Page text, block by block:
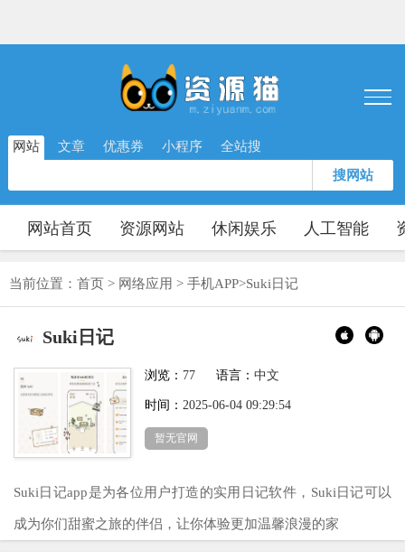
网站 文章 优惠券 小程序 全站搜
搜网站
网站首页 资源网站 休闲娱乐 人工智能
当前位置： 首页 > 网络应用 > 手机APP>Suki日记
Suki日记
浏览： 77 语言：中文
时间： 2025-06-04 09:29:54
暂无官网
Suki日记app是为各位用户打造的实用日记软件，Suki日记可以
成为你们甜蜜之旅的伴侣，让你体验更加温馨浪漫的家